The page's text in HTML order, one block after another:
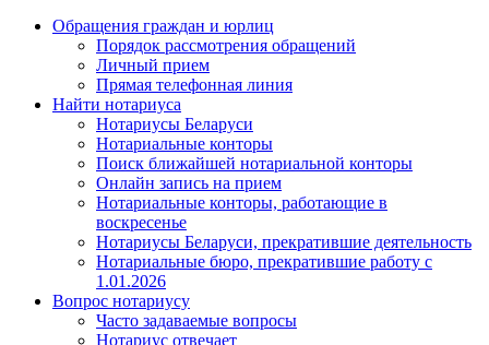
Обращения граждан и юрлиц
Порядок рассмотрения обращений
Личный прием
Прямая телефонная линия
Найти нотариуса
Нотариусы Беларуси
Нотариальные конторы
Поиск ближайшей нотариальной конторы
Онлайн запись на прием
Нотариальные конторы, работающие в
воскресенье
Нотариусы Беларуси, прекратившие деятельность
Нотариальные бюро, прекратившие работу с
1.01.2026
Вопрос нотариусу
Часто задаваемые вопросы
Нотариус отвечает